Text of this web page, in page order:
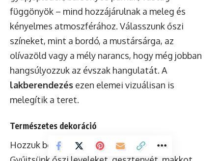
függönyök – mind hozzájárulnak a meleg és
kényelmes atmoszférához. Válasszunk őszi
színeket, mint a bordó, a mustársárga, az
olívazöld vagy a mély narancs, hogy még jobban
hangsúlyozzuk az évszak hangulatát. A
lakberendezés ezen elemei vizuálisan is
melegítik a teret.
Természetes dekoráció
Hozzuk be a természetet otthonunkba!